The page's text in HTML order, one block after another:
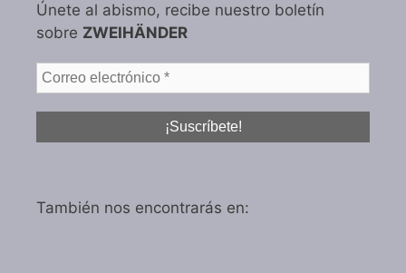
Únete al abismo, recibe nuestro boletín
sobre ZWEIHÄNDER
También nos encontrarás en: